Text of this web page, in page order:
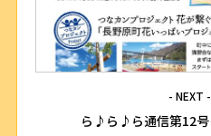
- NEXT -
ら♪ら♪ら通信第12号